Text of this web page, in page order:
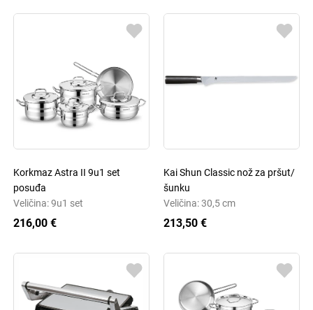
Korkmaz Astra II 9u1 set
posuđa
Veličina: 9u1 set
216,00 €
Kai Shun Classic nož za pršut/
šunku
Veličina: 30,5 cm
213,50 €